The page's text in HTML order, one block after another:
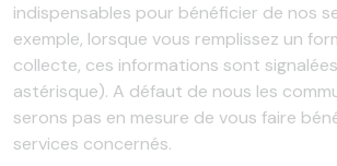
indispensables pour bénéficier de nos
exemple, lorsque vous remplissez un
collecte, ces informations sont
astérisque). A défaut de nous les
serons pas en mesure de vous faire
services concernés.